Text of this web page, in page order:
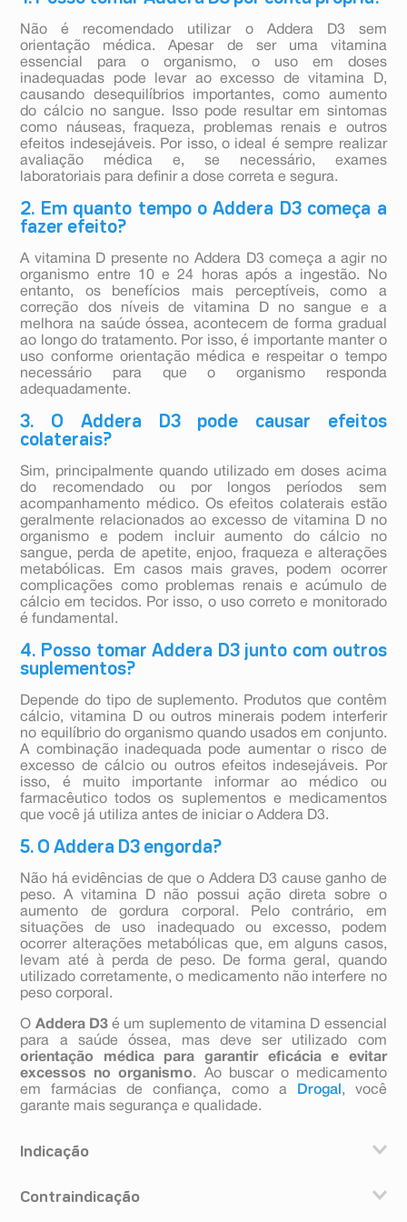
Não é recomendado utilizar o Addera D3 sem
orientação médica. Apesar de ser uma vitamina
essencial para o organismo, o uso em doses
inadequadas pode levar ao excesso de vitamina D,
causando desequilíbrios importantes, como aumento
do cálcio no sangue. Isso pode resultar em sintomas
como náuseas, fraqueza, problemas renais e outros
efeitos indesejáveis. Por isso, o ideal é sempre realizar
avaliação médica e, se necessário, exames
laboratoriais para definir a dose correta e segura.
2. Em quanto tempo o Addera D3 começa a
fazer efeito?
A vitamina D presente no Addera D3 começa a agir no
organismo entre 10 e 24 horas após a ingestão. No
entanto, os benefícios mais perceptíveis, como a
correção dos níveis de vitamina D no sangue e a
melhora na saúde óssea, acontecem de forma gradual
ao longo do tratamento. Por isso, é importante manter o
uso conforme orientação médica e respeitar o tempo
necessário para que o organismo responda
adequadamente.
3. O Addera D3 pode causar efeitos
colaterais?
Sim, principalmente quando utilizado em doses acima
do recomendado ou por longos períodos sem
acompanhamento médico. Os efeitos colaterais estão
geralmente relacionados ao excesso de vitamina D no
organismo e podem incluir aumento do cálcio no
sangue, perda de apetite, enjoo, fraqueza e alterações
metabólicas. Em casos mais graves, podem ocorrer
complicações como problemas renais e acúmulo de
cálcio em tecidos. Por isso, o uso correto e monitorado
é fundamental.
4. Posso tomar Addera D3 junto com outros
suplementos?
Depende do tipo de suplemento. Produtos que contêm
cálcio, vitamina D ou outros minerais podem interferir
no equilíbrio do organismo quando usados em conjunto.
A combinação inadequada pode aumentar o risco de
excesso de cálcio ou outros efeitos indesejáveis. Por
isso, é muito importante informar ao médico ou
farmacêutico todos os suplementos e medicamentos
que você já utiliza antes de iniciar o Addera D3.
5. O Addera D3 engorda?
Não há evidências de que o Addera D3 cause ganho de
peso. A vitamina D não possui ação direta sobre o
aumento de gordura corporal. Pelo contrário, em
situações de uso inadequado ou excesso, podem
ocorrer alterações metabólicas que, em alguns casos,
levam até à perda de peso. De forma geral, quando
utilizado corretamente, o medicamento não interfere no
peso corporal.
O Addera D3é um suplemento de vitamina D essencial
para a saúde óssea, mas deve ser utilizado com
orientação médica para garantir eficácia e evitar
excessos no organismo. Ao buscar o medicamento
em farmácias de confiança, como a
Drogal , você
garante mais segurança e qualidade.
Indicação
vitamina D. É destinado à prevenção e tratamento
Contraindicação